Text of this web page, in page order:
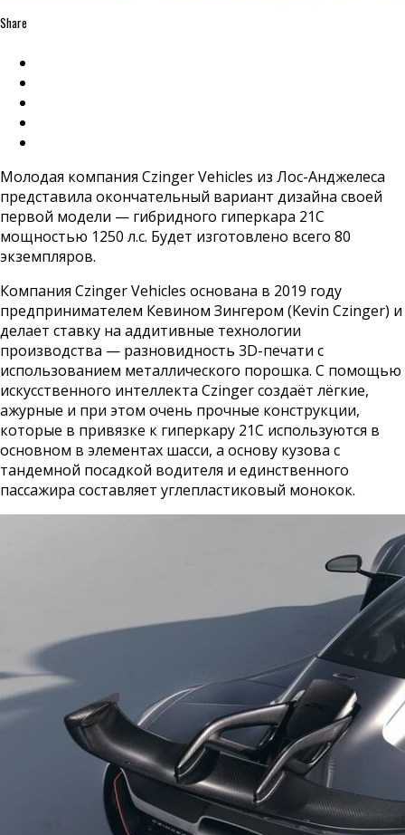
Share
Молодая компания Czinger Vehicles из Лос-Анджелеса
представила окончательный вариант дизайна своей
первой модели — гибридного гиперкара 21C
мощностью 1250 л.с. Будет изготовлено всего 80
экземпляров.
Компания Czinger Vehicles основана в 2019 году
предпринимателем Кевином Зингером (Kevin Czinger) и
делает ставку на аддитивные технологии
производства — разновидность 3D-печати с
использованием металлического порошка. С помощью
искусственного интеллекта Czinger создаёт лёгкие,
ажурные и при этом очень прочные конструкции,
которые в привязке к гиперкару 21C используются в
основном в элементах шасси, а основу кузова с
тандемной посадкой водителя и единственного
пассажира составляет углепластиковый монокок.